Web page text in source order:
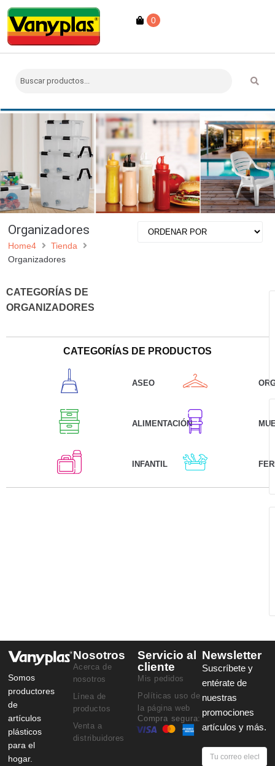
0
Organizadores
Home4
Tienda
Organizadores
CATEGORÍAS DE
ORGANIZADORES
CATEGORÍAS DE PRODUCTOS
ASEO
ALIMENTACIÓN
INFANTIL
Somos
productores
de
artículos
plásticos
para el
hogar.
Nosotros
Acerca de
nosotros
Línea de
productos
Venta a
distribuidores
Servicio al
cliente
Mis pedidos
Políticas uso de
la página web
Compra segura:
Newsletter
Suscríbete y
entérate de
nuestras
promociones
artículos y más.